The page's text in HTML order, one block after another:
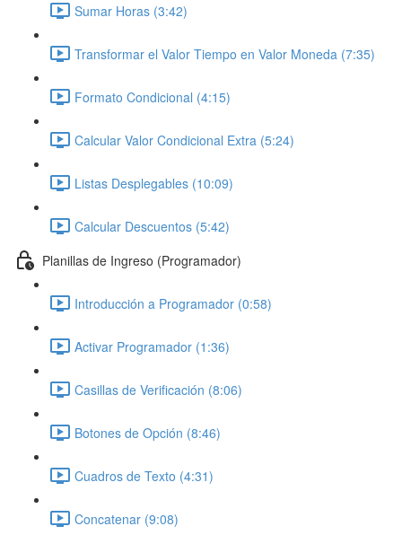
Sumar Horas (3:42)
Transformar el Valor Tiempo en Valor Moneda (7:35)
Formato Condicional (4:15)
Calcular Valor Condicional Extra (5:24)
Listas Desplegables (10:09)
Calcular Descuentos (5:42)
Planillas de Ingreso (Programador)
Introducción a Programador (0:58)
Activar Programador (1:36)
Casillas de Verificación (8:06)
Botones de Opción (8:46)
Cuadros de Texto (4:31)
Concatenar (9:08)